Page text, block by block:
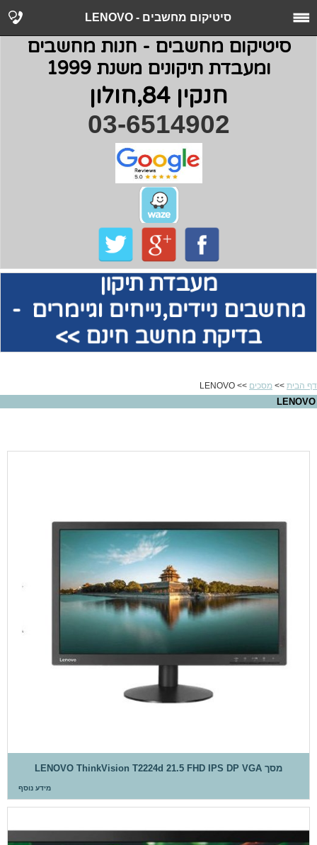
סיטיקום מחשבים - LENOVO
סיטיקום מחשבים - חנות מחשבים
ומעבדת תיקונים משנת 1999
חנקין 84,חולון
03-6514902
מעבדת תיקון
מחשביםניידים,נייחים וגיימרים -
בדיקת מחשב חינם >>
דף הבית >> מסכים >> LENOVO
LENOVO
מסך LENOVO ThinkVision T2224d 21.5 FHD IPS DP VGA
מידע נוסף